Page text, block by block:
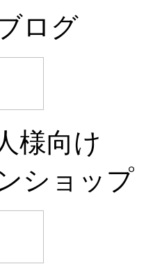
ログ
様向け
ショップ